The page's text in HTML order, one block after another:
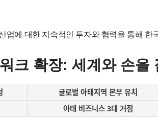
업에 대한 지속적인 투자와 협력을 통해 한
크 확장: 세계와 손을
글로벌 아태지역 본부 유치
아태 비즈니스 3대 거점